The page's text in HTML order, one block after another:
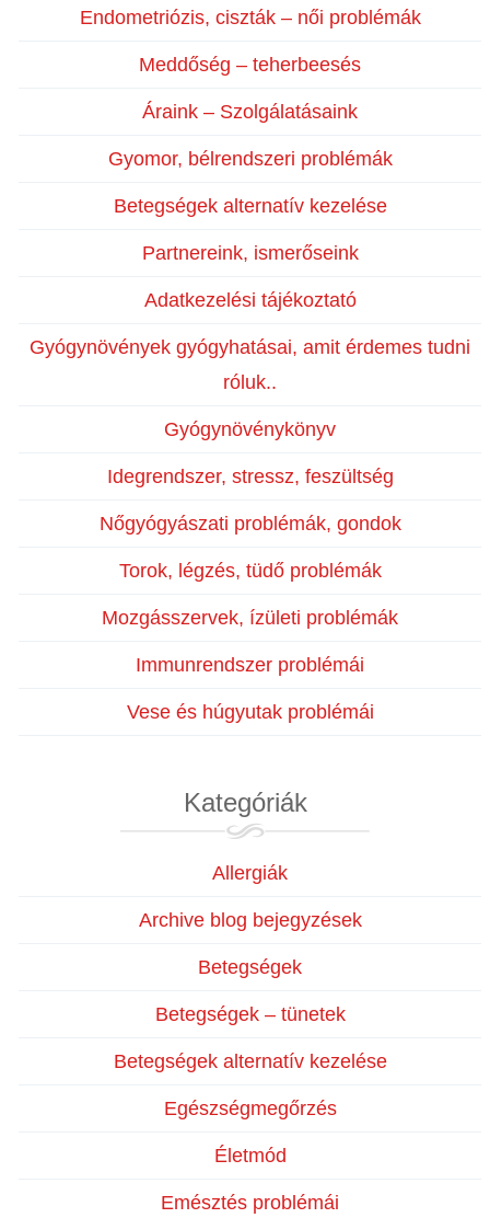
Endometriózis, ciszták – női problémák
Meddőség – teherbeesés
Áraink – Szolgálatásaink
Gyomor, bélrendszeri problémák
Betegségek alternatív kezelése
Partnereink, ismerőseink
Adatkezelési tájékoztató
Gyógynövények gyógyhatásai, amit érdemes tudni
róluk..
Gyógynövénykönyv
Idegrendszer, stressz, feszültség
Nőgyógyászati problémák, gondok
Torok, légzés, tüdő problémák
Mozgásszervek, ízületi problémák
Immunrendszer problémái
Vese és húgyutak problémái
Kategóriák
Allergiák
Archive blog bejegyzések
Betegségek
Betegségek – tünetek
Betegségek alternatív kezelése
Egészségmegőrzés
Életmód
Emésztés problémái